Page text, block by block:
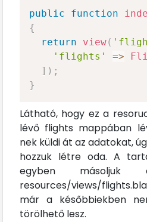
public function
{
return
view(
'flights'
=>
] ) ;
}
Látható, hogy ez a
lévő flights mappában
nek küldi át az adatokat,
hozzuk létre oda. A
egyben
resources/views/
már a későbbiekben
törölhető lesz.